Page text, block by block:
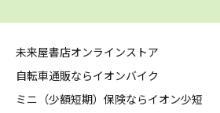
未来屋書店オンラインストア
自転車通販ならイオンバイク
ミニ（少額短期）保険ならイオン少短